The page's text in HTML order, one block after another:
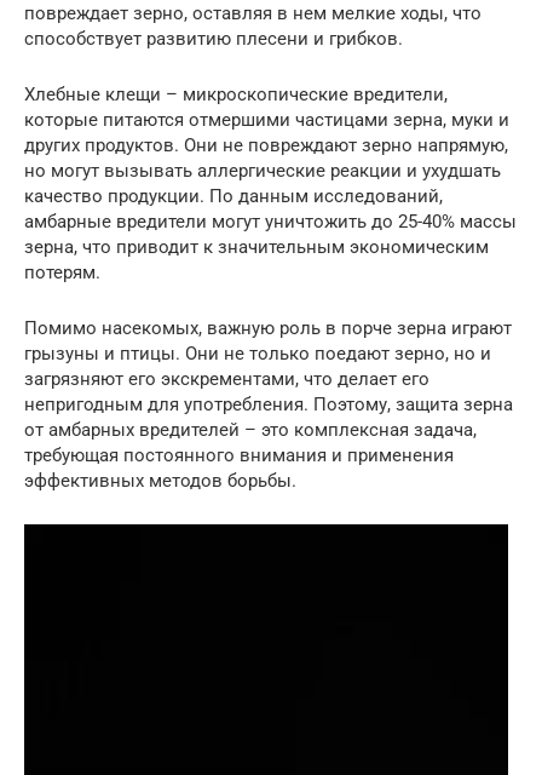
повреждает зерно, оставляя в нем мелкие ходы, что
способствует развитию плесени и грибков.
Хлебные клещи – микроскопические вредители,
которые питаются отмершими частицами зерна, муки и
других продуктов. Они не повреждают зерно напрямую,
но могут вызывать аллергические реакции и ухудшать
качество продукции. По данным исследований,
амбарные вредители могут уничтожить до 25-40% массы
зерна, что приводит к значительным экономическим
потерям.
Помимо насекомых, важную роль в порче зерна играют
грызуны и птицы. Они не только поедают зерно, но и
загрязняют его экскрементами, что делает его
непригодным для употребления. Поэтому, защита зерна
от амбарных вредителей – это комплексная задача,
требующая постоянного внимания и применения
эффективных методов борьбы.